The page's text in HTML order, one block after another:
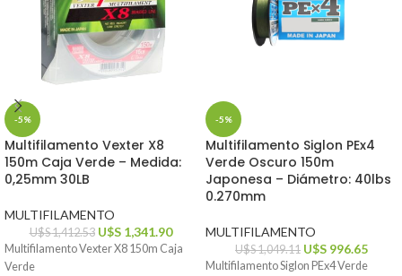
-5%
Multifilamento Vexter X8
150m Caja Verde – Medida:
0,25mm 30LB
MULTIFILAMENTO
U$S1,412.53 U$S 1,341.90
Multifilamento Vexter X8 150m Caja
Verde
-5%
Multifilamento Siglon PEx4
Verde Oscuro 150m
Japonesa – Diámetro: 40lbs
0.270mm
MULTIFILAMENTO
U$S1,049.11 U$S 996.65
Multifilamento Siglon PEx4 Verde